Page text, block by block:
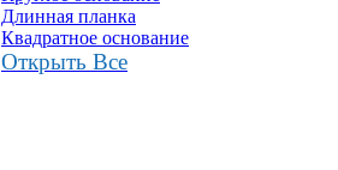
Длинная планка
Квадратное основание
Открыть Все